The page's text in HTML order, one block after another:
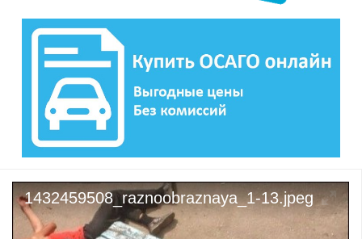
1432459508_raznoobraznaya_1-13.jpeg